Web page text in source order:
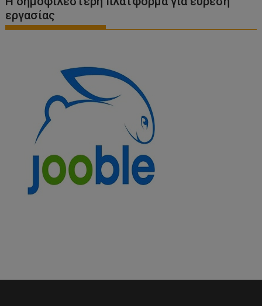
εργασίας